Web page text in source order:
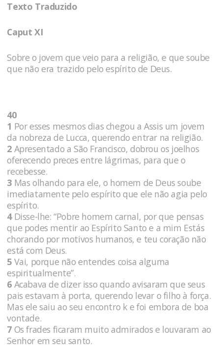
Texto Traduzido
Caput XI
Sobre o jovem que veio para a religião, e que soube
que não era trazido pelo espírito de Deus.
40
1 Por esses mesmos dias chegou a Assis um jovem
da nobreza de Lucca, querendo entrar na religião.
2 Apresentado a São Francisco, dobrou os joelhos
oferecendo preces entre lágrimas, para que o
recebesse.
3 Mas olhando para ele, o homem de Deus soube
imediatamente pelo espírito que ele não agia pelo
espírito.
4Disse-lhe: “Pobre homem carnal, por que pensas
que podes mentir ao Espírito Santo e a mim Estás
chorando por motivos humanos, e teu coração não
está com Deus.
5 Vai, porque não entendes coisa alguma
espiritualmente”.
6 Acabava de dizer isso quando avisaram que seus
pais estavam à porta, querendo levar o filho à força.
Mas ele saiu ao seu encontro k e foi embora de boa
vontade.
7 Os frades ficaram muito admirados e louvaram ao
Senhor em seu santo.